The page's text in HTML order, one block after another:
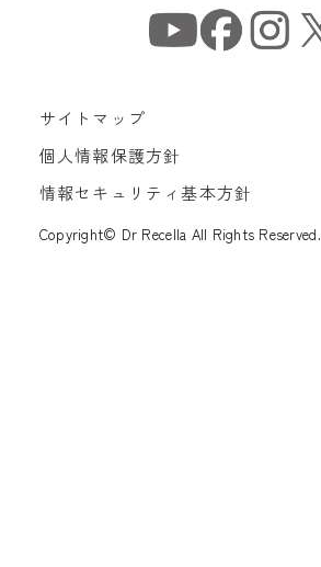
サイトマップ
個人情報保護方針
情報セキュリティ基本方針
Copyright© Dr Recella All Rights Reserved.